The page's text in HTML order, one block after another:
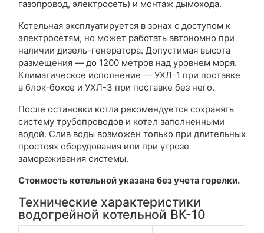
газопровод, электросеть) и монтаж дымохода.
Котельная эксплуатируется в зонах с доступом к
электросетям, но может работать автономно при
наличии дизель-генератора. Допустимая высота
размещения — до 1200 метров над уровнем моря.
Климатическое исполнение — УХЛ-1 при поставке
в блок-боксе и УХЛ-3 при поставке без него.
После остановки котла рекомендуется сохранять
систему трубопроводов и котел заполненными
водой. Слив воды возможен только при длительных
простоях оборудования или при угрозе
замораживания системы.
Стоимость котельной указана без учета горелки.
Технические характеристики
водогрейной котельной ВК-10